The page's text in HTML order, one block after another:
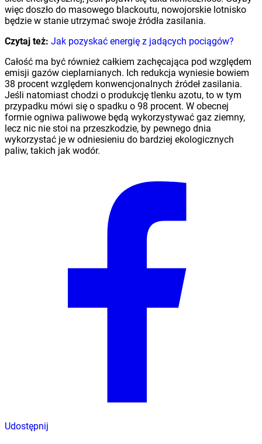
więc doszło do masowego blackoutu, nowojorskie lotnisko
będzie w stanie utrzymać swoje źródła zasilania.
Czytaj też: Jak pozyskać energię z jadących pociągów?
Całość ma być również całkiem zachęcająca pod względem
emisji gazów cieplarnianych. Ich redukcja wyniesie bowiem
38 procent względem konwencjonalnych źródeł zasilania.
Jeśli natomiast chodzi o produkcję tlenku azotu, to w tym
przypadku mówi się o spadku o 98 procent. W obecnej
formie ogniwa paliwowe będą wykorzystywać gaz ziemny,
lecz nic nie stoi na przeszkodzie, by pewnego dnia
wykorzystać je w odniesieniu do bardziej ekologicznych
paliw, takich jak wodór.
Udostępnij